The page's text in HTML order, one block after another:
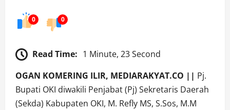
0 0
Read Time: 1 Minute, 23 Second
OGAN KOMERING ILIR, MEDIARAKYAT.CO || Pj.
Bupati OKI diwakili Penjabat (Pj) Sekretaris Daerah
(Sekda) Kabupaten OKI, M. Refly MS, S.Sos, M.M